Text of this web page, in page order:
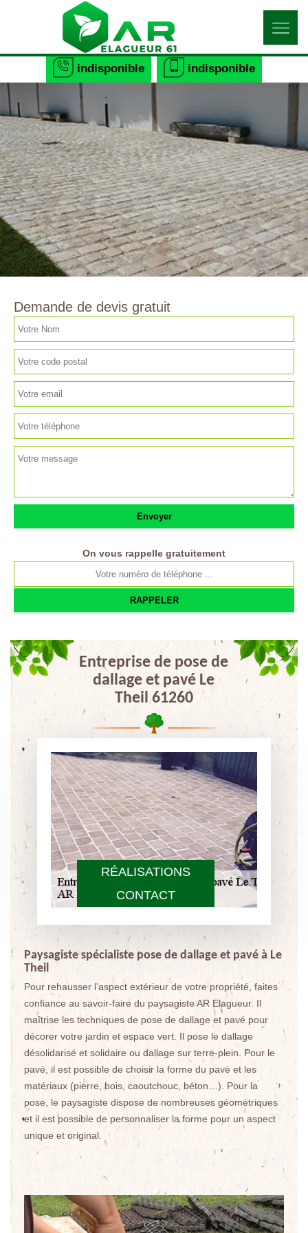
indisponible indisponible
RÉALISATIONS
CONTACT
Demande de devis gratuit
On vous rappelle gratuitement
Entreprise de pose de
dallage et pavé Le
Theil 61260
Paysagiste spécialiste pose de dallage et pavé à Le
Theil
Pour rehausser l’aspect extérieur de votre propriété, faites
confiance au savoir-faire du paysagiste AR Elagueur. Il
maîtrise les techniques de pose de dallage et pavé pour
décorer votre jardin et espace vert. Il pose le dallage
désolidarisé et solidaire ou dallage sur terre-plein. Pour le
pavé, il est possible de choisir la forme du pavé et les
matériaux (pierre, bois, caoutchouc, béton…). Pour la
pose, le paysagiste dispose de nombreuses géométriques
et il est possible de personnaliser la forme pour un aspect
unique et original.